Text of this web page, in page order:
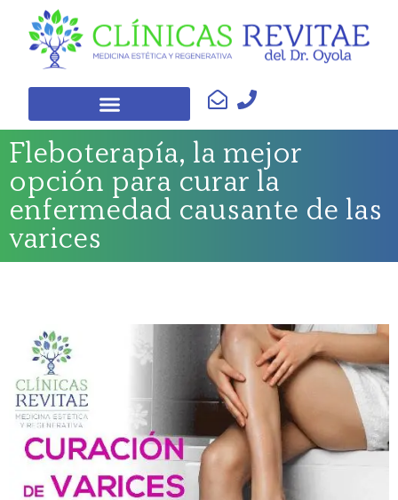
Fleboterapía, la mejor
opción para curar la
enfermedad causante de las
varices